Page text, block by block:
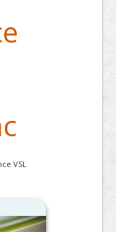
VSL